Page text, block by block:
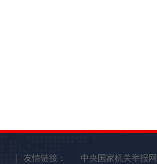
| 友情链接： 中央国家机关举报网